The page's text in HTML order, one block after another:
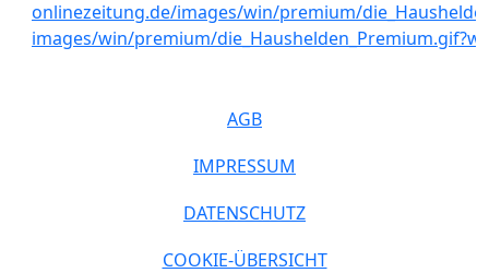
AGB
IMPRESSUM
DATENSCHUTZ
COOKIE-ÜBERSICHT